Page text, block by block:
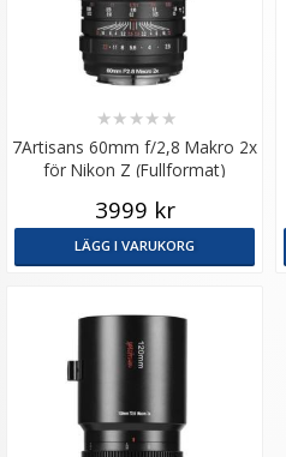
7Artisans 60mm f/2,8 Makro 2x
för Nikon Z (Fullformat)
★★ ★★ ★
3999 kr
LÄGG I VARUKORG